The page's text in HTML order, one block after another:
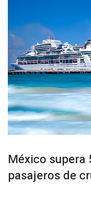
México supera
pasajeros de